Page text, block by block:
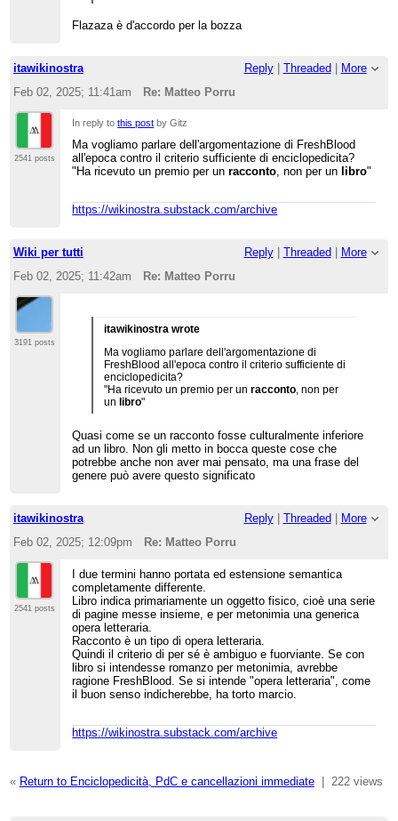
Flazaza è d'accordo per la bozza
itawikinostra Reply| Threaded
More
Feb 02, 2025; 11:41am
Re: Matteo Porru
2541 posts
In reply tothis post by Gitz
Ma vogliamo parlare dell'argomentazione di FreshBlood
all'epoca contro il criterio sufficiente di enciclopedicita?
"Ha ricevuto un premio per unracconto , non per unlibro"
https://wikinostra.substack.com/archive
Wiki per tutti Reply| Threaded
More
Feb 02, 2025; 11:42am
Re: Matteo Porru
3191 posts
itawikinostra wrote
Ma vogliamo parlare dell'argomentazione di
FreshBlood all'epoca contro il criterio sufficiente di
enciclopedicita?
"Ha ricevuto un premio per unracconto, non per
un libro"
Quasi come se un racconto fosse culturalmente inferiore
ad un libro. Non gli metto in bocca queste cose che
potrebbe anche non aver mai pensato, ma una frase del
genere può avere questo significato
itawikinostra Reply| Threaded
More
Feb 02, 2025; 12:09pm
Re: Matteo Porru
2541 posts
I due termini hanno portata ed estensione semantica
completamente differente.
Libro indica primariamente un oggetto fisico, cioè una serie
di pagine messe insieme, e per metonimia una generica
opera letteraria.
Racconto è un tipo di opera letteraria.
Quindi il criterio di per sé è ambiguo e fuorviante. Se con
libro si intendesse romanzo per metonimia, avrebbe
ragione FreshBlood. Se si intende "opera letteraria", come
il buon senso indicherebbe, ha torto marcio.
https://wikinostra.substack.com/archive
« Return to Enciclopedicità, PdC e cancellazioni immediate| 222 views